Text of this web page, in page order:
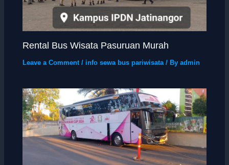
Rental Bus Wisata Pasuruan Murah
Leave a Comment / info sewa bus pariwisata/ Byadmin